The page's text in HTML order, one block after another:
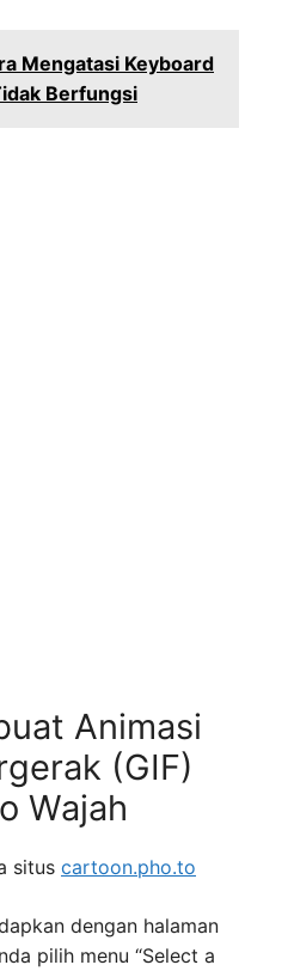
Mengatasi Keyboard
Berfungsi
Animasi
(GIF)
Wajah
situs cartoon.pho.to
dengan halaman
pilih menu “Select a